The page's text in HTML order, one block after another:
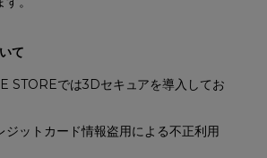
て
STOREでは3Dセキュアを導入してお
ジットカード情報盗用による不正利用